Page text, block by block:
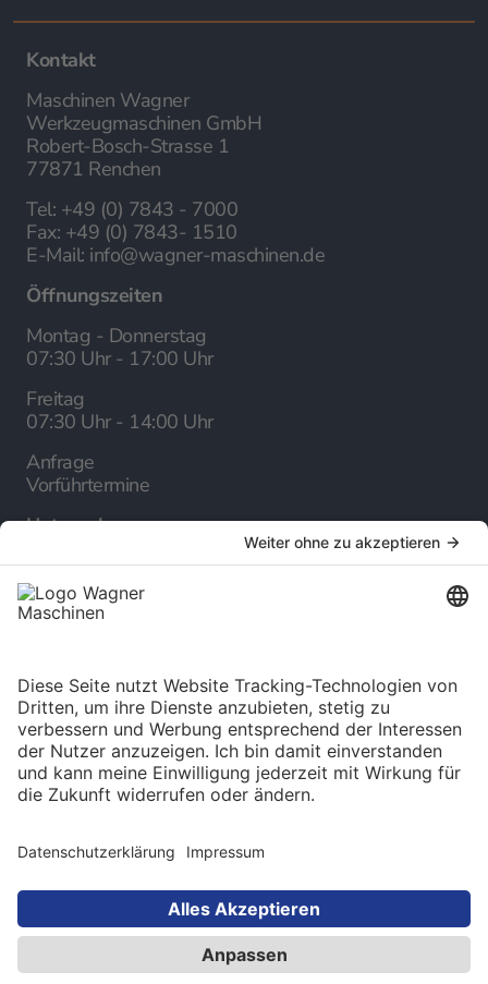
Kontakt
Maschinen Wagner
Werkzeugmaschinen GmbH
Robert-Bosch-Strasse 1
77871 Renchen
Tel: +49 (0) 7843 - 7000
Fax: +49 (0) 7843- 1510
E-Mail: info@wagner-maschinen.de
Öffnungszeiten
Montag - Donnerstag
07:30 Uhr - 17:00 Uhr
Freitag
07:30 Uhr - 14:00 Uhr
Anfrage
Vorführtermine
Unternehmen
Über uns
Karriere
Service
Language selection
Deutsch
© 2025 Maschinen Wagner Werkzeugmaschinen
GmbH. Alle Rechte vorbehalten